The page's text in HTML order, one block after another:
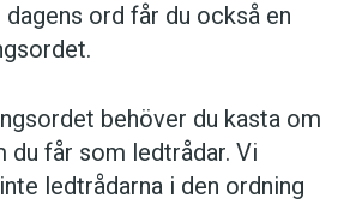
ord får du också en
behöver du kasta om
du får som ledtrådar. Vi
ledtrådarna i den ordning